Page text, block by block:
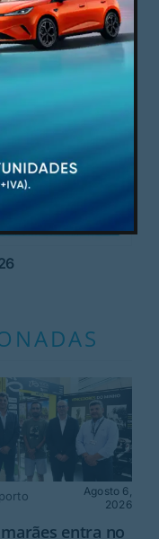
Agosto 6,
2026
entra no